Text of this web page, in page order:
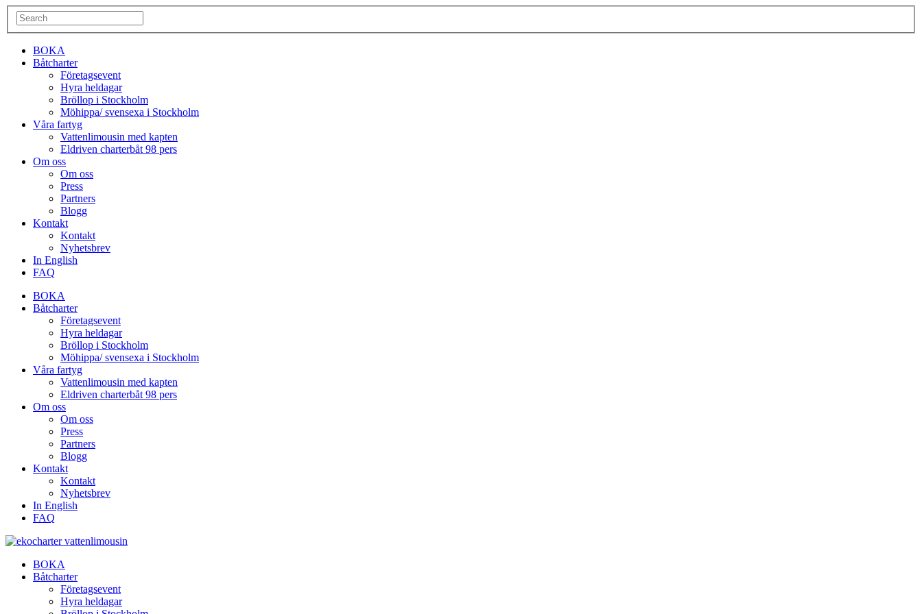
BOKA
Båtcharter
Företagsevent
Hyra heldagar
Bröllop i Stockholm
Möhippa/ svensexa i Stockholm
Våra fartyg
Vattenlimousin med kapten
Eldriven charterbåt 98 pers
Om oss
Om oss
Press
Partners
Blogg
Kontakt
Kontakt
Nyhetsbrev
In English
FAQ
BOKA
Båtcharter
Företagsevent
Hyra heldagar
Bröllop i Stockholm
Möhippa/ svensexa i Stockholm
Våra fartyg
Vattenlimousin med kapten
Eldriven charterbåt 98 pers
Om oss
Om oss
Press
Partners
Blogg
Kontakt
Kontakt
Nyhetsbrev
In English
FAQ
BOKA
Båtcharter
Företagsevent
Hyra heldagar